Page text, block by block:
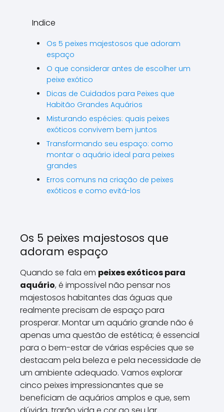
Indice
Os 5 peixes majestosos que adoram
espaço
O que considerar antes de escolher um
peixe exótico
Dicas de Cuidados para Peixes que
Habitão Grandes Aquários
Misturando espécies: quais peixes
exóticos convivem bem juntos
Transformando seu espaço: como
montar o aquário ideal para peixes
grandes
Erros comuns na criação de peixes
exóticos e como evitá-los
Os 5 peixes majestosos que
adoram espaço
Quando se fala em peixes exóticos para
aquário, é impossível não pensar nos
majestosos habitantes das águas que
realmente precisam de espaço para
prosperar. Montar um aquário grande não é
apenas uma questão de estética; é essencial
para o bem-estar de várias espécies que se
destacam pela beleza e pela necessidade de
um ambiente adequado. Vamos explorar
cinco peixes impressionantes que se
beneficiam de aquários amplos e que, sem